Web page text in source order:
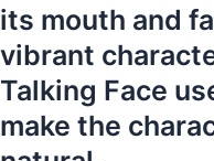
its mouth and
vibrant
Talking Face
make the